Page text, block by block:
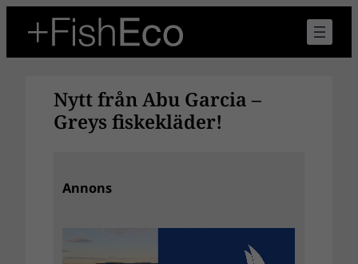
innehåll
Nytt från Abu Garcia –
Greys fiskekläder!
Annons